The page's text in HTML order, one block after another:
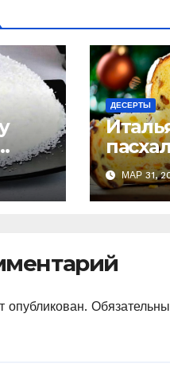
ДЕСЕРТЫ
МАР 31,
опубликован.